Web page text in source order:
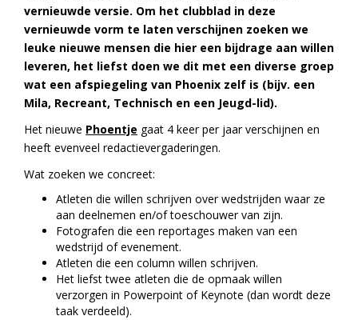
vernieuwde versie. Om het clubblad in deze
vernieuwde vorm te laten verschijnen zoeken we
leuke nieuwe mensen die hier een bijdrage aan willen
leveren, het liefst doen we dit met een diverse groep
wat een afspiegeling van Phoenix zelf is (bijv. een
Mila, Recreant, Technisch en een Jeugd-lid).
Het nieuwe Phoentje gaat 4 keer per jaar verschijnen en
heeft evenveel redactievergaderingen.
Wat zoeken we concreet:
Atleten die willen schrijven over wedstrijden waar ze
aan deelnemen en/of toeschouwer van zijn.
Fotografen die een reportages maken van een
wedstrijd of evenement.
Atleten die een column willen schrijven.
Het liefst twee atleten die de opmaak willen
verzorgen in Powerpoint of Keynote (dan wordt deze
taak verdeeld).